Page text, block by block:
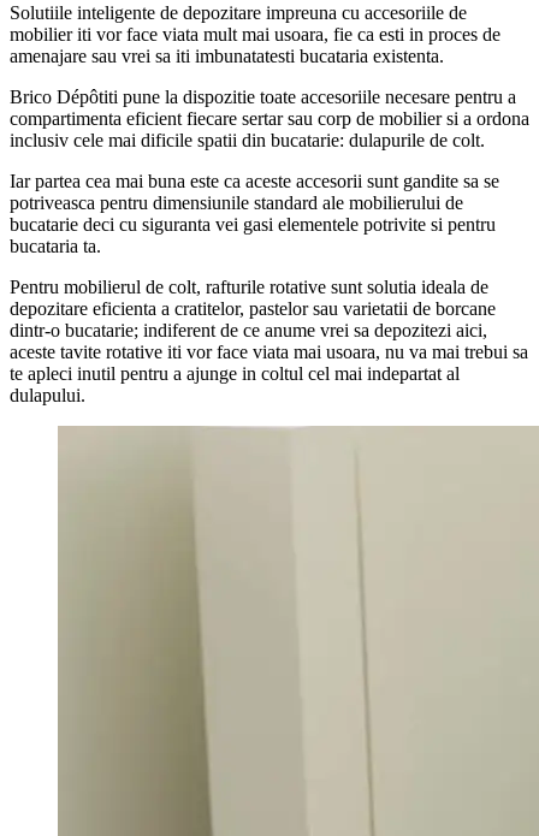
Solutiile inteligente de depozitare impreuna cu accesoriile de
mobilier iti vor face viata mult mai usoara, fie ca esti in proces de
amenajare sau vrei sa iti imbunatatesti bucataria existenta.
Brico Dépôtiti pune la dispozitie toate accesoriile necesare pentru a
compartimenta eficient fiecare sertar sau corp de mobilier si a ordona
inclusiv cele mai dificile spatii din bucatarie: dulapurile de colt.
Iar partea cea mai buna este ca aceste accesorii sunt gandite sa se
potriveasca pentru dimensiunile standard ale mobilierului de
bucatarie deci cu siguranta vei gasi elementele potrivite si pentru
bucataria ta.
Pentru mobilierul de colt, rafturile rotative sunt solutia ideala de
depozitare eficienta a cratitelor, pastelor sau varietatii de borcane
dintr-o bucatarie; indiferent de ce anume vrei sa depozitezi aici,
aceste tavite rotative iti vor face viata mai usoara, nu va mai trebui sa
te apleci inutil pentru a ajunge in coltul cel mai indepartat al
dulapului.